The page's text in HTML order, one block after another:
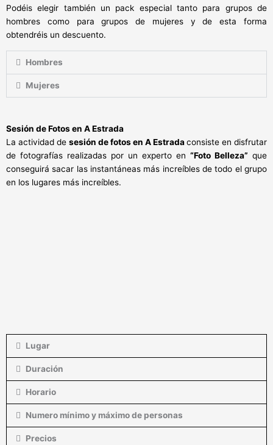
Podéis elegir también un pack especial tanto para grupos de
hombres como para grupos de mujeres y de esta forma
obtendréis un descuento.
Hombres
Mujeres
Sesión de Fotos en A Estrada
La actividad de sesión de fotos en A Estradaconsiste en disfrutar
de fotografías realizadas por un experto en “Foto Belleza” que
conseguirá sacar las instantáneas más increíbles de todo el grupo
en los lugares más increíbles.
Lugar
Duración
Horario
Numero mínimo y máximo de personas
Precios